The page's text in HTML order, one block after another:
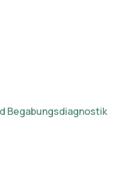
Begabungsdiagnostik